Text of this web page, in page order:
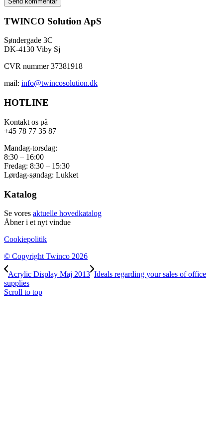
TWINCO Solution ApS
Søndergade 3C
DK-4130 Viby Sj
CVR nummer 37381918
mail: info@twincosolution.dk
HOTLINE
Kontakt os på
+45 78 77 35 87
Mandag-torsdag:
8:30 – 16:00
Fredag: 8:30 – 15:30
Lørdag-søndag: Lukket
Katalog
Se vores aktuelle hovedkatalog
Åbner i et nyt vindue
Cookiepolitik
© Copyright Twinco 2026
Acrylic Display Maj 2013 Ideals regarding your sales of office
supplies
Scroll to top